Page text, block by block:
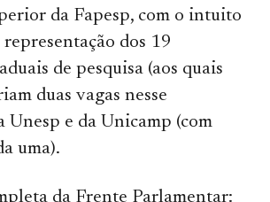
da Fapesp, com o intuito
dos 19
de pesquisa (aos quais
duas vagas nesse
Unesp e da Unicamp (com
uma).
da Frente Parlamentar: